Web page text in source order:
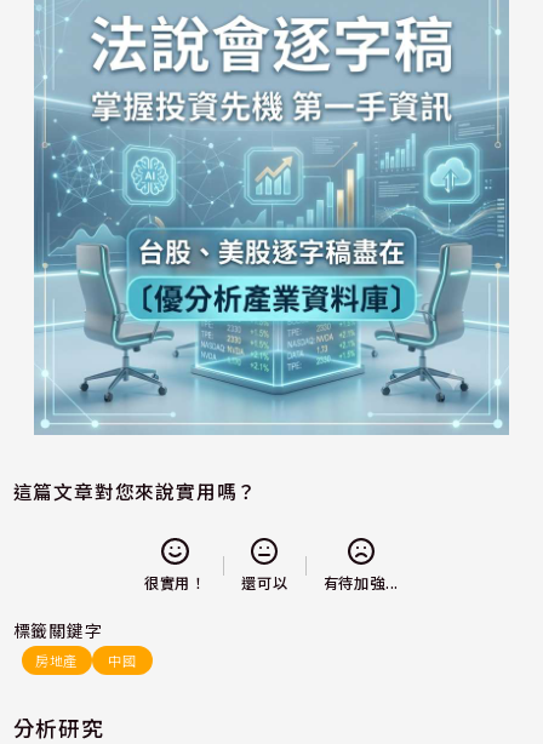
這篇文章對您來說實用嗎？
很實用！ 還可以 有待加強...
標籤關鍵字
房地產 中國
分析研究